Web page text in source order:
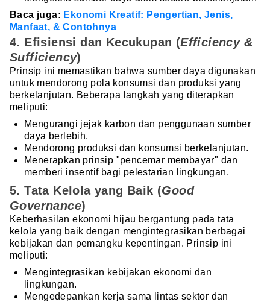
Baca juga: Ekonomi Kreatif: Pengertian, Jenis,
Manfaat, & Contohnya
4. Efisiensi dan Kecukupan (Efficiency &
Sufficiency)
Prinsip ini memastikan bahwa sumber daya digunakan
untuk mendorong pola konsumsi dan produksi yang
berkelanjutan. Beberapa langkah yang diterapkan
meliputi:
Mengurangi jejak karbon dan penggunaan sumber
daya berlebih.
Mendorong produksi dan konsumsi berkelanjutan.
Menerapkan prinsip "pencemar membayar" dan
memberi insentif bagi pelestarian lingkungan.
5. Tata Kelola yang Baik (Good
Governance)
Keberhasilan ekonomi hijau bergantung pada tata
kelola yang baik dengan mengintegrasikan berbagai
kebijakan dan pemangku kepentingan. Prinsip ini
meliputi:
Mengintegrasikan kebijakan ekonomi dan
lingkungan.
Mengedepankan kerja sama lintas sektor dan